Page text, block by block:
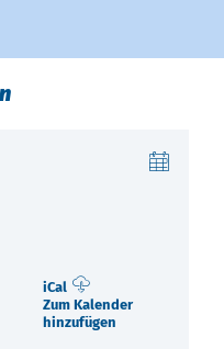
Termine
Kontakt
Newsletter
iCal
Zum Kalender
hinzufügen